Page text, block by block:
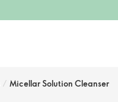
/ Micellar Solution Cleanser